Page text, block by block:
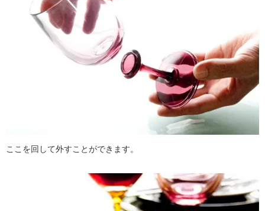
ここを回して外すことができます。